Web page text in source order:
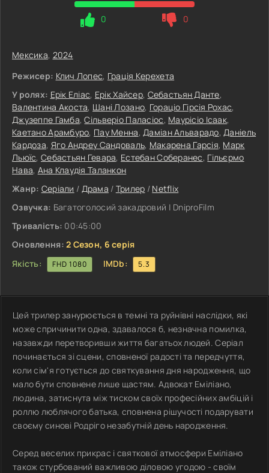
0 0
Мексика, 2024
Режисер: Клич Лопес, Грація Керехета
У ролях: Ерік Еліас, Ерік Хайсер, Себастьян Данте,
Валентина Акоста, Шані Лозано, Гораціо Гірсія Рохас,
Джузеппе Гамба,Сільверіо Паласіос, Маурісіо Ісаак,
Каетано Арамбуро, Пау Менна,Даміан Альварадо,Даніель
Кардоза, Яго Андреу Сандоваль, Макарена Гарсія, Марк
Льюїс, Себастьян Гевара, Естебан Соберанес, Гільєрмо
Нава, Ана Клаудія Таланкон
Жанр: Серіали / Драма / Трилер / Netflix
Озвучка: Багатоголосий закадровий | DniproFilm
Тривалість: 00:45:00
Оновлення: 2 Сезон, 6 серія
Якість:
FHD 1080 IMDb: 5.3
Цей трилер занурюється в темні та руйнівні наслідки, які
може спричинити одна, здавалося б, незначна помилка,
назавжди перетворивши життя багатьох людей. Серіал
починається зі сцени, сповненої радості та передчуття,
коли сім'я готується до святкування дня народження, що
мало бути сповнене лише щастям. Адвокат Еміліано,
людина, затиснута між тиском своїх професійних амбіцій і
роллю люблячого батька, сповнена рішучості подарувати
своєму синові Родріго незабутній день народження.
Серед веселих прикрас і святкової атмосфери Еміліано
також стурбований важливою діловою угодою - своїм